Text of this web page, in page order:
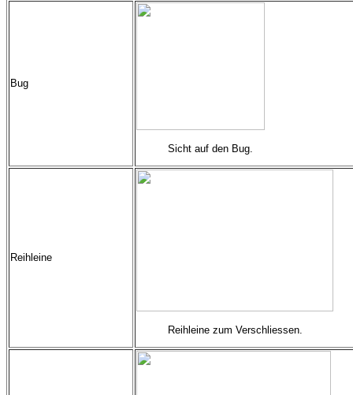
Bug
Sicht auf den Bug.
Reihleine
Reihleine zum Verschliessen.